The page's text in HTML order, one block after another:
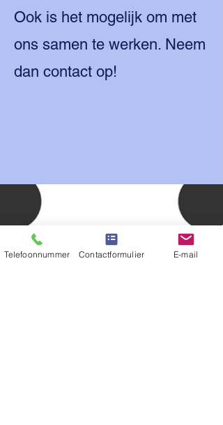
Ook is het mogelijk om met
ons samen te werken. Neem
dan contact op!
Telefoonnummer Contactformulier E-mail